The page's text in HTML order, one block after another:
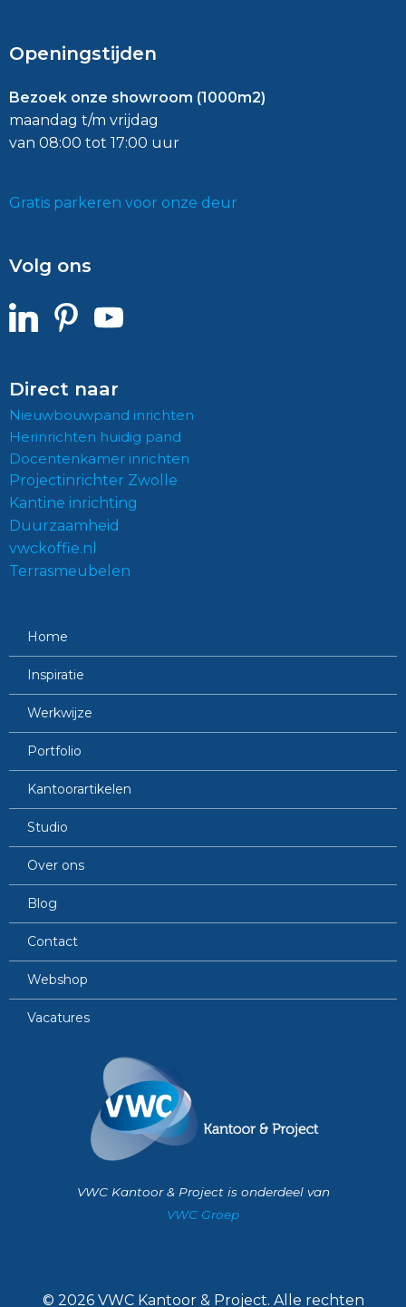
Home
Inspiratie
Werkwijze
Portfolio
Kantoorartikelen
Studio
Over ons
Blog
Contact
Webshop
Vacatures
VWC Kantoor & Project is onderdeel van
VWC Groep
Openingstijden
Bezoek onze showroom (1000m2)
maandag t/m vrijdag
van 08:00 tot 17:00 uur
Gratis parkeren voor onze deur
Volg ons
Direct naar
Nieuwbouwpand inrichten
Herinrichten huidig pand
Docentenkamer inrichten
Projectinrichter Zwolle
Kantine inrichting
Duurzaamheid
vwckoffie.nl
Terrasmeubelen
© 2026 VWC Kantoor & Project. Alle rechten